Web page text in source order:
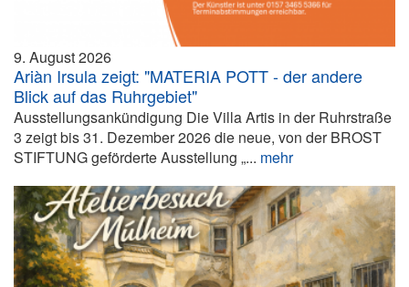
9. August 2026
Ariàn Irsula zeigt: "MATERIA POTT - der andere
Blick auf das Ruhrgebiet"
Ausstellungsankündigung Die Villa Artis in der Ruhrstraße
3 zeigt bis 31. Dezember 2026 die neue, von der BROST
STIFTUNG geförderte Ausstellung „... mehr